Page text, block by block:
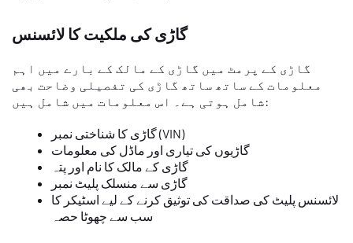
گاڑی کی ملکیت کا لائسنس
گاڑی کے پرمٹ میں گاڑی کے مالک کے بارے میں اہم
معلومات کے ساتھ ساتھ گاڑی کی تفصیلی وضاحت بھی
شامل ہوتی ہے۔ اس معلومات میں شامل ہیں:
گاڑی کا شناختی نمبر (VIN)
گاڑیوں کی تیاری اور ماڈل کی معلومات
گاڑی کے مالک کا نام اور پتہ
گاڑی سے منسلک پلیٹ نمبر
لائسنس پلیٹ کی صداقت کی توثیق کرنے کے لیے اسٹیکر کا
سب سے چھوٹا حصہ